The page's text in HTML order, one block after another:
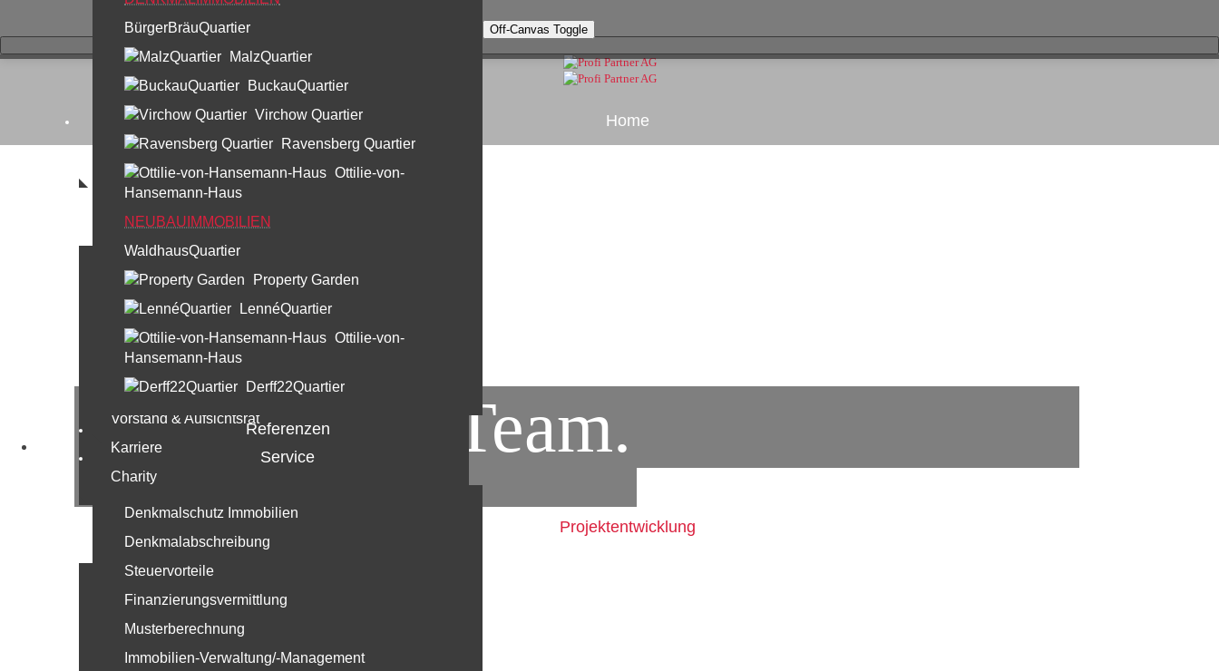
Home
Leistungen
30 Jahre Profi Partner
Standorte & Team
Team Berlin
Team München
Vorstand & Aufsichtsrat
Karriere
Charity
Projektentwicklung
Leistungen
Team
Geschäftsführer
BürgerBräuQuartier
MalzQuartier
BuckauQuartier
Virchow Quartier
Ravensberg Quartier
Ottilie-von-
Hansemann-Haus
NEUBAUIMMOBILIEN
WaldhausQuartier
Property Garden
LennéQuartier
Ottilie-von-
Hansemann-Haus
Derff22Quartier
Referenzen
Service
Denkmalschutz Immobilien
Denkmalabschreibung
Steuervorteile
Finanzierungsvermittlung
Musterberechnung
Immobilien-Verwaltung/-Management
Off-Canvas Toggle
Wir sind ein Team.
Immobilien sind unsere Leidenschaft.